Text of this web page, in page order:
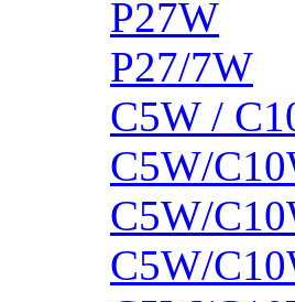
P27W
P27/7W
C5W /
C5W/
C5W/
C5W/